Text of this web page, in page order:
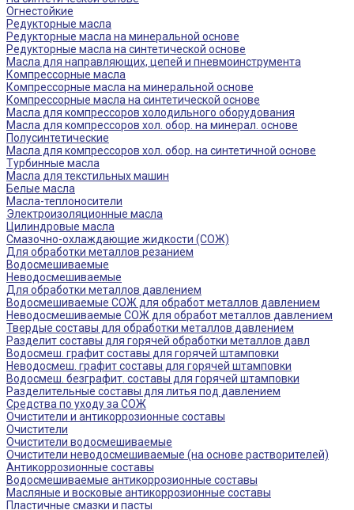
Огнестойкие
Редукторные масла
Редукторные масла на минеральной основе
Редукторные масла на синтетической основе
Масла для направляющих, цепей и пневмоинструмента
Компрессорные масла
Компрессорные масла на минеральной основе
Компрессорные масла на синтетической основе
Масла для компрессоров холодильного оборудования
Масла для компрессоров хол. обор. на минерал. основе
Полусинтетические
Масла для компрессоров хол. обор. на синтетичной основе
Турбинные масла
Масла для текстильных машин
Белые масла
Масла-теплоносители
Электроизоляционные масла
Цилиндровые масла
Смазочно-охлаждающие жидкости (СОЖ)
Для обработки металлов резанием
Водосмешиваемые
Неводосмешиваемые
Для обработки металлов давлением
Водосмешиваемые СОЖ для обработ металлов давлением
Неводосмешиваемые СОЖ для обработ металлов давлением
Твердые составы для обработки металлов давлением
Разделит составы для горячей обработки металлов давл
Водосмеш. графит составы для горячей штамповки
Неводосмеш. графит составы для горячей штамповки
Водосмеш. безграфит. составы для горячей штамповки
Разделительные составы для литья под давлением
Средства по уходу за СОЖ
Очистители и антикоррозионные составы
Очистители
Очистители водосмешиваемые
Очистители неводосмешиваемые (на основе растворителей)
Антикоррозионные составы
Водосмешиваемые антикоррозионные составы
Масляные и восковые антикоррозионные составы
Пластичные смазки и пасты